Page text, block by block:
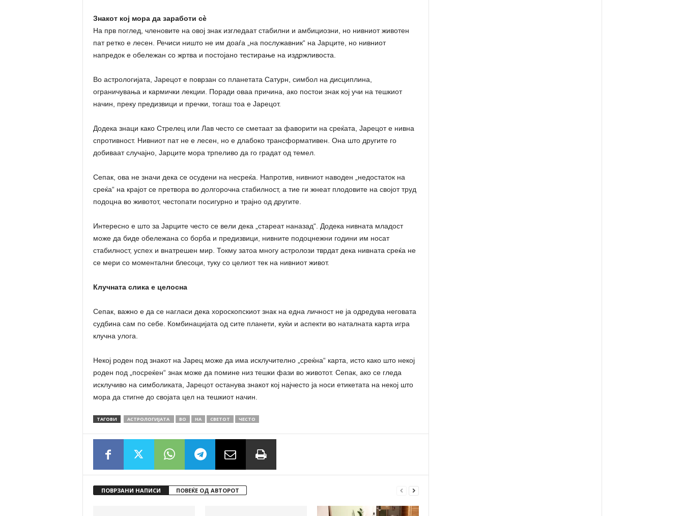
Знакот кој мора да заработи сè
На прв поглед, членовите на овој знак изгледаат стабилни и амбициозни, но нивниот животен
пат ретко е лесен. Речиси ништо не им доаѓа „на послужавник“ на Јарците, но нивниот
напредок е обележан со жртва и постојано тестирање на издржливоста.
Во астрологијата, Јарецот е поврзан со планетата Сатурн, симбол на дисциплина,
ограничувања и кармички лекции. Поради оваа причина, ако постои знак кој учи на тешкиот
начин, преку предизвици и пречки, тогаш тоа е Јарецот.
Додека знаци како Стрелец или Лав често се сметаат за фаворити на среќата, Јарецот е нивна
спротивност. Нивниот пат не е лесен, но е длабоко трансформативен. Она што другите го
добиваат случајно, Јарците мора трпеливо да го градат од темел.
Сепак, ова не значи дека се осудени на несреќа. Напротив, нивниот наводен „недостаток на
среќа“ на крајот се претвора во долгорочна стабилност, а тие ги жнеат плодовите на својот труд
подоцна во животот, честопати посигурно и трајно од другите.
Интересно е што за Јарците често се вели дека „стареат наназад“. Додека нивната младост
може да биде обележана со борба и предизвици, нивните подоцнежни години им носат
стабилност, успех и внатрешен мир. Токму затоа многу астролози тврдат дека нивната среќа не
се мери со моментални блесоци, туку со целиот тек на нивниот живот.
Клучната слика е целосна
Сепак, важно е да се нагласи дека хороскопскиот знак на една личност не ја одредува неговата
судбина сам по себе. Комбинацијата од сите планети, куќи и аспекти во наталната карта игра
клучна улога.
Некој роден под знакот на Јарец може да има исклучително „среќна“ карта, исто како што некој
роден под „посреќен“ знак може да помине низ тешки фази во животот. Сепак, ако се гледа
исклучиво на симболиката, Јарецот останува знакот кој најчесто ја носи етикетата на некој што
мора да стигне до својата цел на тешкиот начин.
ТАГОВИ АСТРОЛОГИЈАТА ВО НА СВЕТОТ ЧЕСТО
ПОВРЗАНИ НАПИСИ ПОВЕЌЕ ОД АВТОРОТ